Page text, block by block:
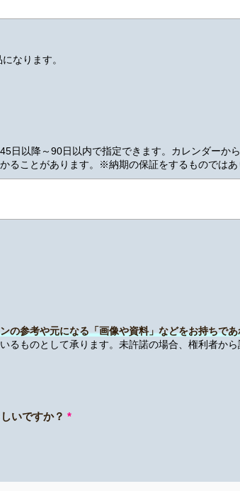
なります。
日以降～90日以内で指定できます。カレンダーか
ることがあります。※納期の保証をするものではあ
の参考や元になる「画像や資料」などをお持ちで
ものとして承ります。未許諾の場合、権利者から
いですか？ *